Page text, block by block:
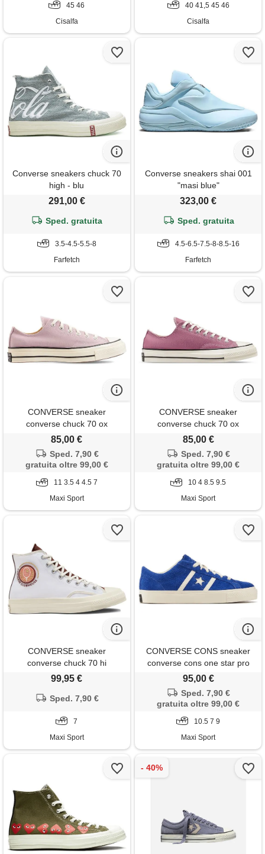
45 46
Cisalfa
40 41,5 45 46
Cisalfa
Converse sneakers chuck 70
high - blu
291,00 €
Sped. gratuita
3.5-4.5-5.5-8
Farfetch
Converse sneakers shai 001
"masi blue"
323,00 €
Sped. gratuita
4.5-6.5-7.5-8-8.5-16
Farfetch
CONVERSE sneaker
converse chuck 70 ox
85,00 €
Sped. 7,90 €
gratuita oltre 99,00 €
11 3.5 4 4.5 7
Maxi Sport
CONVERSE sneaker
converse chuck 70 ox
85,00 €
Sped. 7,90 €
gratuita oltre 99,00 €
10 4 8.5 9.5
Maxi Sport
CONVERSE sneaker
converse chuck 70 hi
clubhouse
99,95 €
Sped. 7,90 €
7
Maxi Sport
CONVERSE CONS sneaker
converse cons one star pro
95,00 €
Sped. 7,90 €
gratuita oltre 99,00 €
10.5 7 9
Maxi Sport